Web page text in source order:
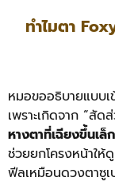
ทำไมตา
หมอขออธิบายแบบเ
เพราะเกิดจาก “สั
หางตาที่เฉียงขึ้นเล็
ช่วยยกโครงหน้าให้
ฟีลเหมือนดวงตาซู